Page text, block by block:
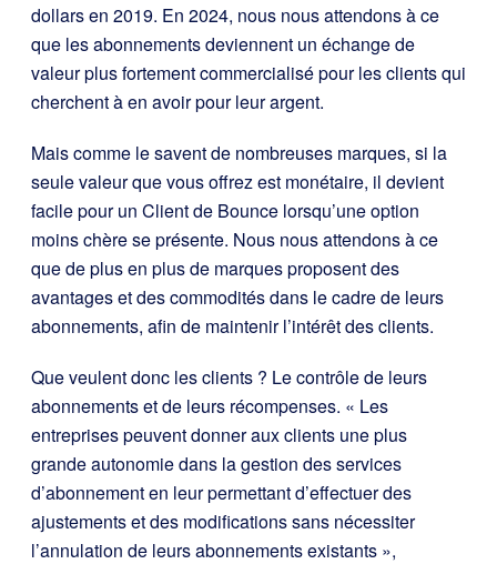
dollars en 2019. En 2024, nous nous attendons à ce
que les abonnements deviennent un échange de
valeur plus fortement commercialisé pour les clients qui
cherchent à en avoir pour leur argent.
Mais comme le savent de nombreuses marques, si la
seule valeur que vous offrez est monétaire, il devient
facile pour un Client de Bounce lorsqu’une option
moins chère se présente. Nous nous attendons à ce
que de plus en plus de marques proposent des
avantages et des commodités dans le cadre de leurs
abonnements, afin de maintenir l’intérêt des clients.
Que veulent donc les clients ? Le contrôle de leurs
abonnements et de leurs récompenses. « Les
entreprises peuvent donner aux clients une plus
grande autonomie dans la gestion des services
d’abonnement en leur permettant d’effectuer des
ajustements et des modifications sans nécessiter
l’annulation de leurs abonnements existants »,